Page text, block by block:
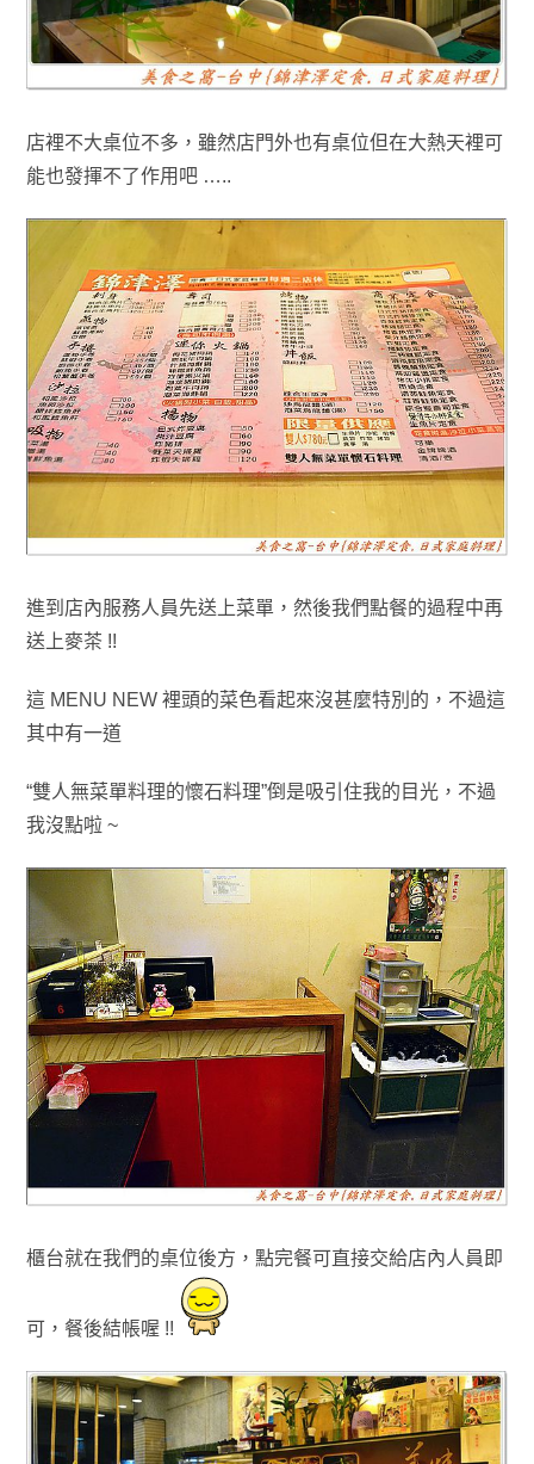
店裡不大桌位不多，雖然店門外也有桌位但在大熱天裡可
能也發揮不了作用吧 …..
進到店內服務人員先送上菜單 ，然後我們點餐的過程中再
送上麥茶 !!
這 MENU NEW 裡頭的菜色看起來沒甚麼特別的 ，不過這
其中有一道
“雙人無菜單料理的懷石料理”倒是吸引住我的目光，不過
我沒點啦 ~
櫃台就在我們的桌位後方 ，點完餐可直接交給店內人員即
可，餐後結帳喔 !!